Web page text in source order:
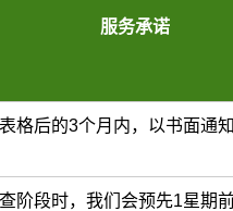
服务承诺
格后的3个月内，以书面通
阶段时，我们会预先1星期